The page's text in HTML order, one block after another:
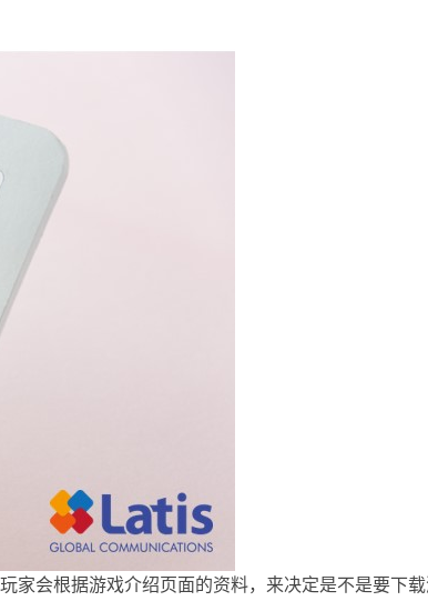
家会根据游戏介绍页面的资料，来决定是不是要下